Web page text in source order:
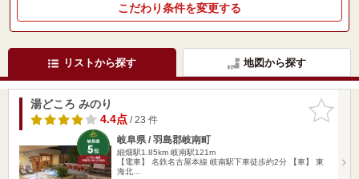
こだわり条件を変更する
リストから探す 地図から探す
お気に入
りに追加
湯どころ みのり
4.4点/ 23 件
岐阜県 / 羽島郡岐南町
細畑駅1.85km 岐南駅121m
【電車】 名鉄名古屋本線 岐南駅下車徒歩約2分 【車】 東
海北…